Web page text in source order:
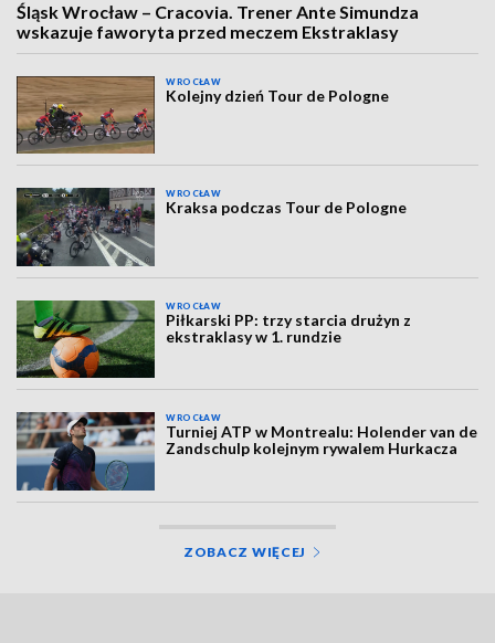
Śląsk Wrocław – Cracovia. Trener Ante Simundza
wskazuje faworyta przed meczem Ekstraklasy
WROCŁAW
Kolejny dzień Tour de Pologne
WROCŁAW
Kraksa podczas Tour de Pologne
WROCŁAW
Piłkarski PP: trzy starcia drużyn z
ekstraklasy w 1. rundzie
WROCŁAW
Turniej ATP w Montrealu: Holender van de
Zandschulp kolejnym rywalem Hurkacza
ZOBACZ WIĘCEJ